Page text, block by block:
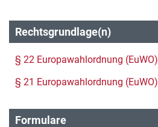
Rechtsgrundlage(n)
§ 22 Europawahlordnung (EuWO)
§ 21 Europawahlordnung (EuWO)
Formulare